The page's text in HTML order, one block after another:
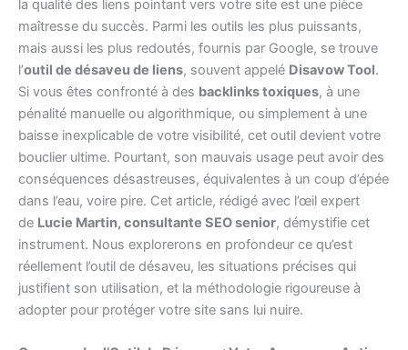
la qualité des liens pointant vers votre site est une pièce
maîtresse du succès. Parmi les outils les plus puissants,
mais aussi les plus redoutés, fournis par Google, se trouve
l’outil de désaveu de liens, souvent appelé Disavow Tool.
Si vous êtes confronté à des backlinks toxiques, à une
pénalité manuelle ou algorithmique, ou simplement à une
baisse inexplicable de votre visibilité, cet outil devient votre
bouclier ultime. Pourtant, son mauvais usage peut avoir des
conséquences désastreuses, équivalentes à un coup d’épée
dans l’eau, voire pire. Cet article, rédigé avec l’œil expert
de Lucie Martin, consultante SEO senior, démystifie cet
instrument. Nous explorerons en profondeur ce qu’est
réellement l’outil de désaveu, les situations précises qui
justifient son utilisation, et la méthodologie rigoureuse à
adopter pour protéger votre site sans lui nuire.